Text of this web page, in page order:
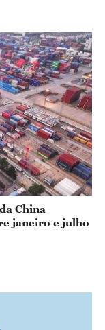
China
janeiro e julho